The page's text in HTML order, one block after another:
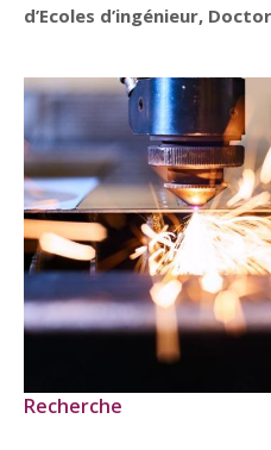
d’Ecoles d’ingénieur,
Recherche